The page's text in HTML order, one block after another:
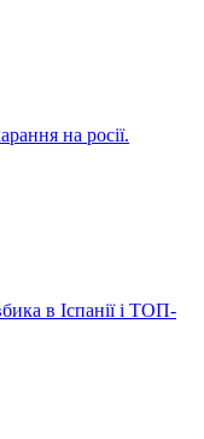
на росії.
в Іспанії і ТОП-